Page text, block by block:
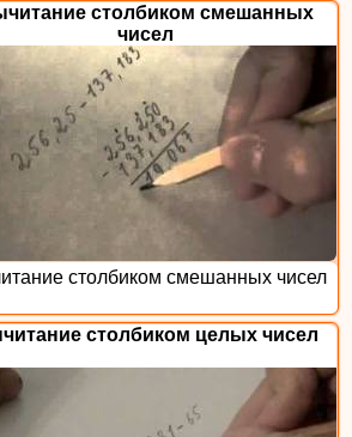
столбиком смешанных
чисел
столбиком смешанных чисел
столбиком целых чисел